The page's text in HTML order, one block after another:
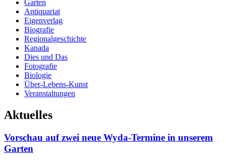
Garten
Antiquariat
Eigenverlag
Biografie
Regionalgeschichte
Kanada
Dies und Das
Fotografie
Biologie
Über-Lebens-Kunst
Veranstaltungen
Aktuelles
Vorschau auf zwei neue Wyda-Termine in unserem
Garten